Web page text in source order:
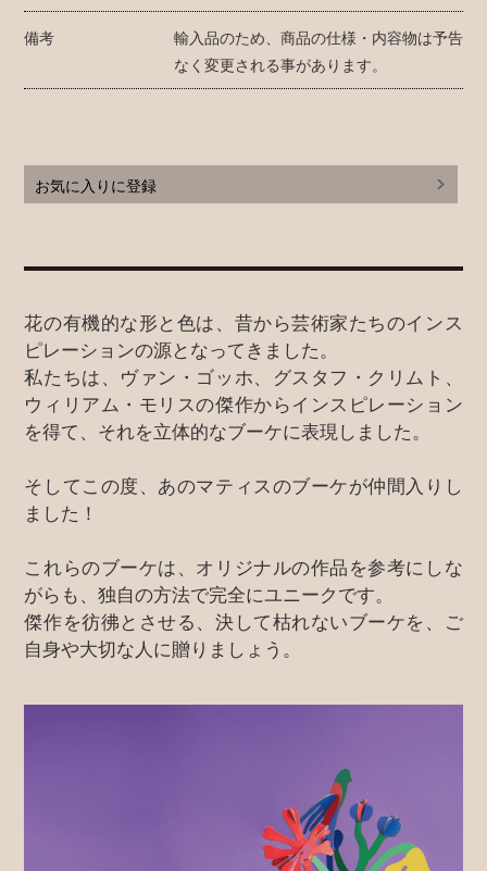
備考
輸入品のため、商品の仕様・内容物は予告
なく変更される事があります。
お気に入りに登録
花の有機的な形と色は、昔から芸術家たちのインス
ピレーションの源となってきました。
私たちは、ヴァン・ゴッホ、グスタフ・クリムト、
ウィリアム・モリスの傑作からインスピレーション
を得て、それを立体的なブーケに表現しました。
そしてこの度、あのマティスのブーケが仲間入りし
ました！
これらのブーケは、オリジナルの作品を参考にしな
がらも、独自の方法で完全にユニークです。
傑作を彷彿とさせる、決して枯れないブーケを、ご
自身や大切な人に贈りましょう。